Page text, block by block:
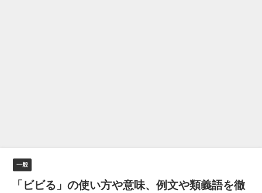
一般
「ビビる」の使い方や意味、例文や類義語を徹